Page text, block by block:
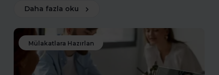
Daha fazla oku
Mülakatlara Hazırlan